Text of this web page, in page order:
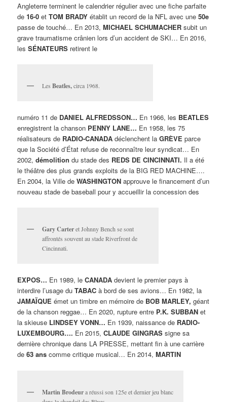
Angleterre terminent le calendrier régulier avec une fiche parfaite
de16-0 etTOM BRADY établit un record de la NFL avec une50e
passe de touché… En 2013,MICHAEL SCHUMACHER subit un
grave traumatisme crânien lors d’un accident de SKI… En 2016,
lesSÉNATEURS retirent le
LesBeatles,circa 1968.
numéro 11 de DANIEL ALFREDSSON… En 1966, les BEATLES
enregistrent la chanson PENNY LANE… En 1958, les 75
réalisateurs de RADIO-CANADA déclenchent laGRÈVE parce
que la Société d’État refuse de reconnaître leur syndicat… En
2002,démolition du stade des REDS DE CINCINNATI. Il a été
le théâtre des plus grands exploits de la BIG RED MACHINE….
En 2004, la Ville deWASHINGTON approuve le financement d’un
nouveau stade de baseball pour y accueillir la concession des
Gary Carteret Johnny Bench se sont
affrontés souvent au stade Riverfront de
Cincinnati.
EXPOS… En 1989, leCANADA devient le premier pays à
interdire l’usage duTABAC à bord de ses avions… En 1982, la
JAMAÏQUE émet un timbre en mémoire de BOB MARLEY, géant
de la chanson reggae… En 2020, rupture entre P.K. SUBBAN et
la skieuse LINDSEY VONN… En 1939, naissance de RADIO-
LUXEMBOURG…. En 2015,CLAUDE GINGRAS signe sa
dernière chronique dans LA PRESSE, mettant fin à une carrière
de63 ans comme critique musical… En 2014,MARTIN
Martin Brodeura réussi son 125e et dernier jeu blanc